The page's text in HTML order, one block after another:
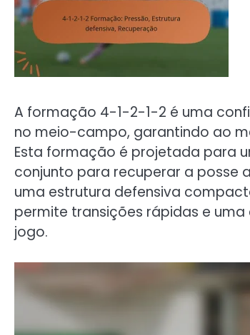
A formação 4-1-2-1-2 é uma
no meio-campo, garantindo ao
Esta formação é projetada para
conjunto para recuperar a posse
uma estrutura defensiva
permite transições rápidas e
jogo.